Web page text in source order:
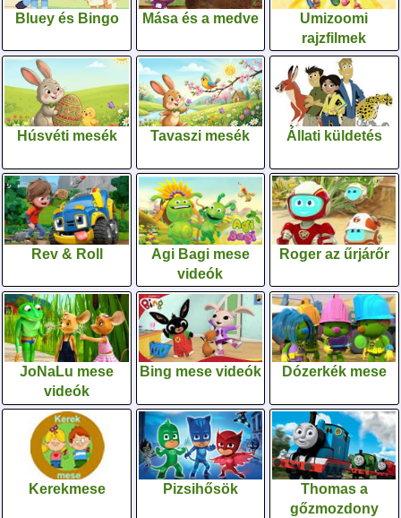
Bluey és Bingo Mása és a medve
Umizoomi
rajzfilmek
Húsvéti mesék Tavaszi mesék Állati küldetés
Rev & Roll
Agi Bagi mese
videók
Roger az űrjárőr
JoNaLu mese
videók
Bing mese videók Dózerkék mese
Kerekmese Pizsihősök
Thomas a
gőzmozdony